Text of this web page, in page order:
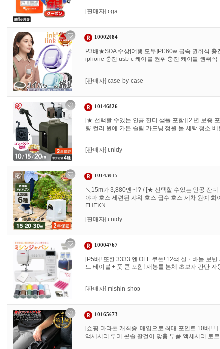
[판매자] oga
10002084
P3배★SOA 수상[여행 모두]PD60w 급속 권취식
iphone 충전 usb-c 케이블 권취 충전 케이블 권취
[판매자] case-by-case
10146826
[★ 선택할 수있는 인공 잔디 샘플 포함] [2 년 보증
량 컬러 원예 가든 슬림 가드닝 정원 물 세탁 청소
[판매자] unidy
10143015
＼15m가 3,880엔~! ? / [★ 선택할 수있는 인공 잔
야마 호스 세련된 샤워 호스 급수 호스 세차 원예
FHEXN
[판매자] unidy
10004767
[P5배! 또한 3333 엔 OFF 쿠폰! 12색 실・바늘 보
드 테이블 + 풋 콘 포함! 재봉틀 본체 초보자 간단
[판매자] mishin-shop
10165673
[쇼핑 마라톤 개최중! 매입으로 최대 포인트 10배! !
액세서리 루미 콘솔 팔걸이 맞춤 부품 액세서리 토